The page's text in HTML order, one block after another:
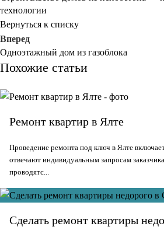
технологии
Вернуться к списку
Вперед
Одноэтажный дом из газоблока
Похожие статьи
Ремонт квартир в Ялте
Проведение ремонта под ключ в Ялте
отвечают индивидуальным запросам
проводятс...
Сделать ремонт квартиры